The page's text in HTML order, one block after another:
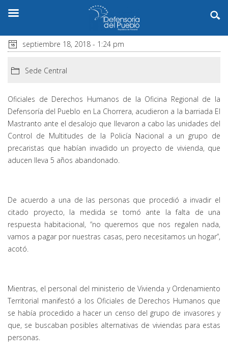
septiembre 18, 2018 - 1:24 pm
Sede Central
Oficiales de Derechos Humanos de la Oficina Regional de la
Defensoría del Pueblo en La Chorrera, acudieron a la barriada El
Mastranto ante el desalojo que llevaron a cabo las unidades del
Control de Multitudes de la Policía Nacional a un grupo de
precaristas que habían invadido un proyecto de vivienda, que
aducen lleva 5 años abandonado.
De acuerdo a una de las personas que procedió a invadir el
citado proyecto, la medida se tomó ante la falta de una
respuesta habitacional, “no queremos que nos regalen nada,
vamos a pagar por nuestras casas, pero necesitamos un hogar”,
acotó.
Mientras, el personal del ministerio de Vivienda y Ordenamiento
Territorial manifestó a los Oficiales de Derechos Humanos que
se había procedido a hacer un censo del grupo de invasores y
que, se buscaban posibles alternativas de viviendas para estas
personas.